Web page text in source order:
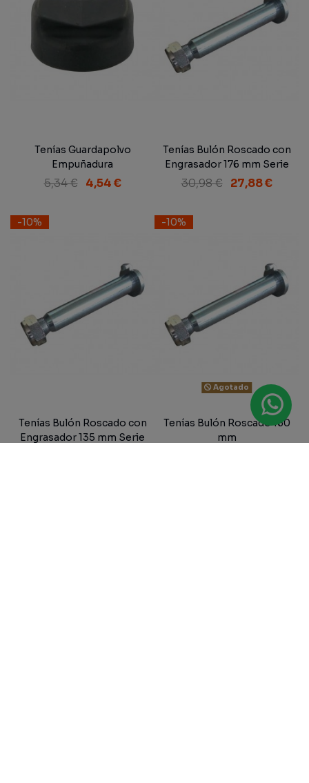
Tenías Guardapolvo
Empuñadura
5,34 € 4,54 €
Tenías Bulón Roscado con
Engrasador 176 mm Serie
300
30,98 € 27,88 €
-10%
Tenías Bulón Roscado con
Engrasador 135 mm Serie
-10%
Agotado
Tenías Bulón Roscado 160
mm